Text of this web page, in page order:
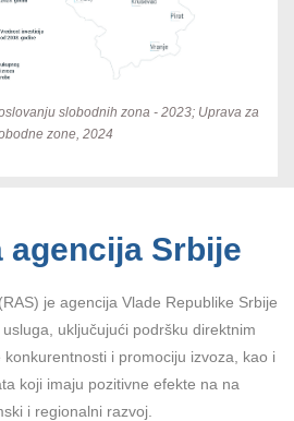
slobodnih zona - 2023; Uprava za
zone, 2024
agencija Srbije
je agencija Vlade Republike Srbije
uključujući podršku direktnim
i promociju izvoza, kao i
koji imaju pozitivne efekte na na
i regionalni razvoj.